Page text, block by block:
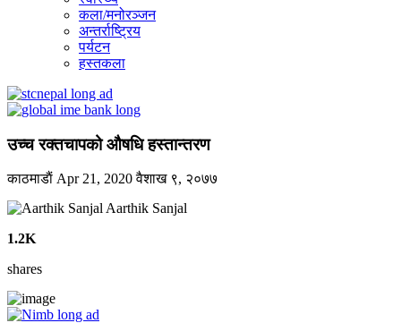
कला/मनोरञ्जन
अन्तर्राष्ट्रिय
पर्यटन
हस्तकला
उच्च रक्तचापको औषधि हस्तान्तरण
काठमाडाैं Apr 21, 2020वैशाख ९, २०७७
Aarthik Sanjal
1.2K
shares